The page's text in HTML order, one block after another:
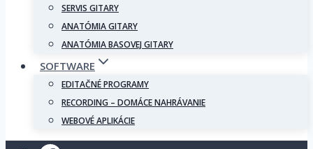
SERVIS GITARY
ANATÓMIA GITARY
ANATÓMIA BASOVEJ GITARY
SOFTWARE
EDITAČNÉ PROGRAMY
RECORDING – DOMÁCE NAHRÁVANIE
WEBOVÉ APLIKÁCIE